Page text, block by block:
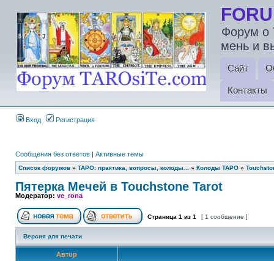
Форум о
мень и
Сайт
Контакты
Вход Регистрация
Сообщения без ответов | Активные темы
Список форумов » ТАРО: практика, вопросы, колоды... » Колоды ТАРО »
Пятерка Мечей в Touchstone Tarot
Модератор: ve_rona
Страница 1 из 1 [ 1 сообщение ]
Версия для печати
Автор